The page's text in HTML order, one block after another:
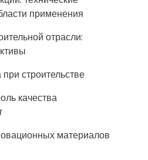
применения
отрасли:
строительстве
качества
материалов